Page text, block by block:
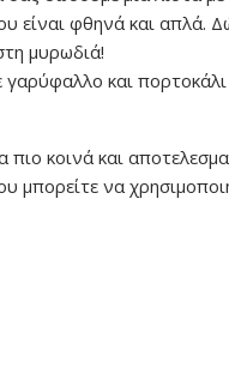
είναι φθηνά και απλά.
μυρωδιά!
και πορτοκάλι
πιο κοινά και
μπορείτε να